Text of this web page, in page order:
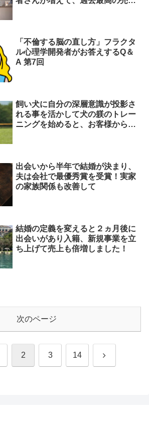
「不倫する脳の直し方」フラクタ
ル心理学開発者がお答えするQ＆
A 第7回
飼い犬に自分の深層意識が投影さ
れる事を活かして犬の躾のトレー
ニングを始めると、お客様から大
出会いから半年で結婚が決まり、
夫は会社で最優秀賞を受賞！実家
の家族関係も改善して
結婚の定義を変えると２ヵ月後に
出会いがあり入籍、新規事業を立
ち上げて売上も倍増しました！
次のページ
2 3 14 次